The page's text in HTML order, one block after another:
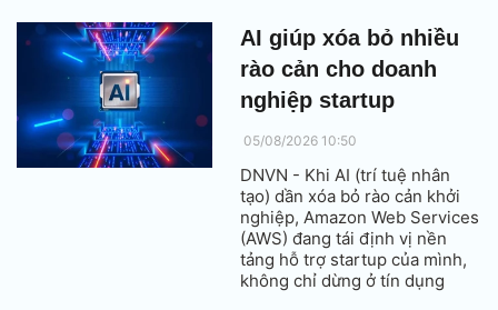
tăng cao.
AI giúp xóa bỏ nhiều
rào cản cho doanh
nghiệp startup
05/08/2026 10:50
DNVN - Khi AI (trí tuệ nhân
tạo) dần xóa bỏ rào cản khởi
nghiệp, Amazon Web Services
(AWS) đang tái định vị nền
tảng hỗ trợ startup của mình,
không chỉ dừng ở tín dụng